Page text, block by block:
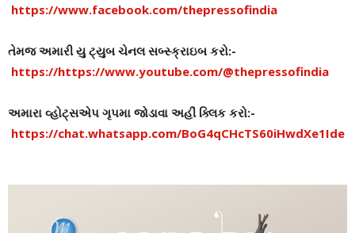
https://www.facebook.com/thepressofindia
તેમજ અમારી યુ ટ્યુબ ચેનલ સબ્સ્ક્રાઇબ કરો:-
https://https://www.youtube.com/@thepressofindia
અમારા વ્હોટ્સએપ ગૃપમા જોડાવા અહીં ક્લિક કરો:-
https://chat.whatsapp.com/BoG4qCHcTS60iHwdXe1Ide